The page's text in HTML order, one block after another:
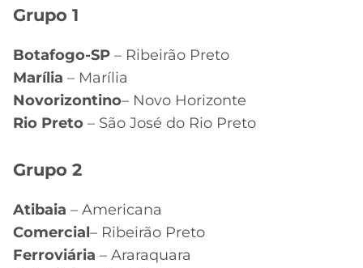
Grupo 1
Botafogo-SP – Ribeirão Preto
Marília – Marília
Novorizontino– Novo Horizonte
Rio Preto – São José do Rio Preto
Grupo 2
Atibaia – Americana
Comercial– Ribeirão Preto
Ferroviária – Araraquara